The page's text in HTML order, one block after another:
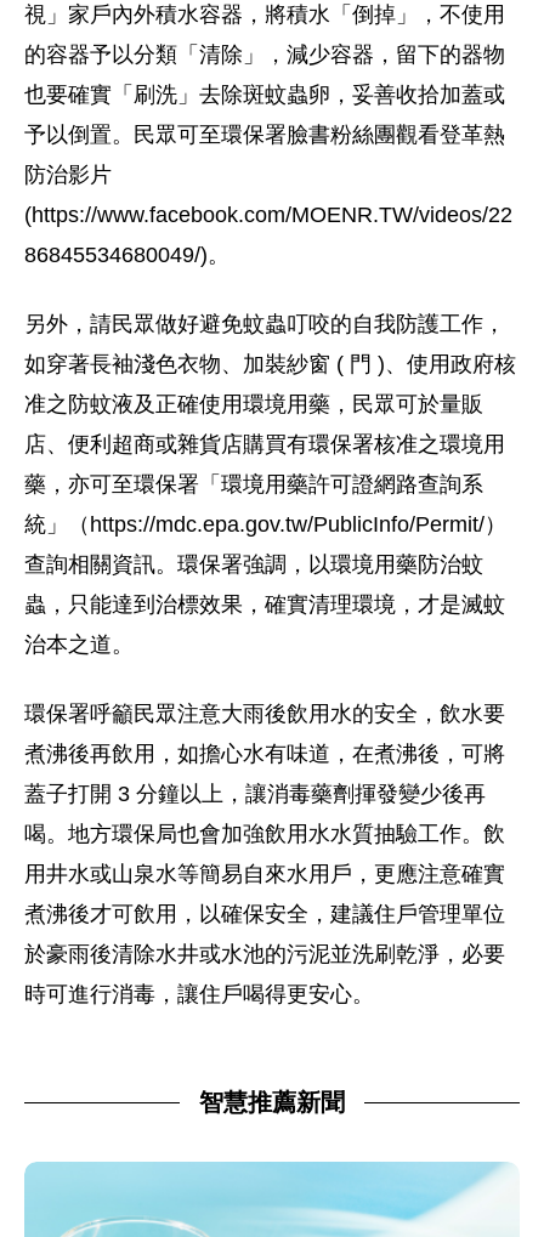
視」家戶內外積水容器，將積水「倒掉」，不使用
的容器予以分類「清除」，減少容器，留下的器物
也要確實「刷洗」去除斑蚊蟲卵，妥善收拾加蓋或
予以倒置。民眾可至環保署臉書粉絲團觀看登革熱
防治影片
(https://www.facebook.com/MOENR.TW/videos/22
86845534680049/)。
另外，請民眾做好避免蚊蟲叮咬的自我防護工作，
如穿著長袖淺色衣物、加裝紗窗 ( 門 )、使用政府核
准之防蚊液及正確使用環境用藥，民眾可於量販
店、便利超商或雜貨店購買有環保署核准之環境用
藥，亦可至環保署「環境用藥許可證網路查詢系
統」（https://mdc.epa.gov.tw/PublicInfo/Permit/）
查詢相關資訊。環保署強調，以環境用藥防治蚊
蟲，只能達到治標效果，確實清理環境，才是滅蚊
治本之道。
環保署呼籲民眾注意大雨後飲用水的安全，飲水要
煮沸後再飲用，如擔心水有味道，在煮沸後，可將
蓋子打開 3 分鐘以上，讓消毒藥劑揮發變少後再
喝。地方環保局也會加強飲用水水質抽驗工作。飲
用井水或山泉水等簡易自來水用戶，更應注意確實
煮沸後才可飲用，以確保安全，建議住戶管理單位
於豪雨後清除水井或水池的污泥並洗刷乾淨，必要
時可進行消毒，讓住戶喝得更安心。
智慧推薦新聞